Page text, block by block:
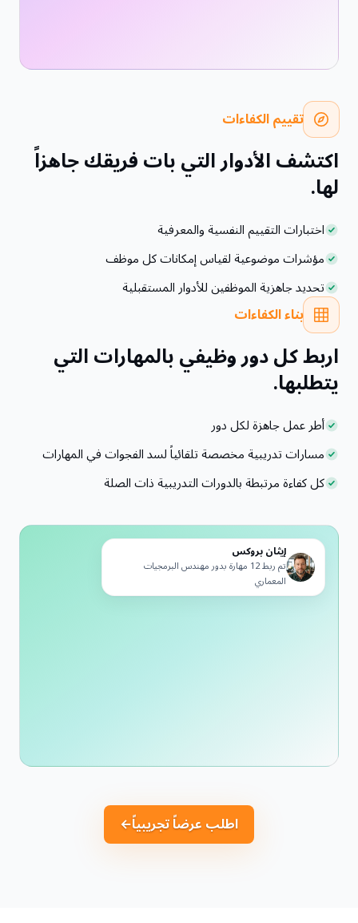
تقييم الكفاءات
اكتشف الأدوار التي بات فريقك جاهزاً
لها.
اختبارات التقييم النفسية والمعرفية
مؤشرات موضوعية لقياس إمكانات كل موظف
تحديد جاهزية الموظفين للأدوار المستقبلية
بناء الكفاءات
اربط كل دور وظيفي بالمهارات التي
يتطلبها.
أطر عمل جاهزة لكل دور
مسارات تدريبية مخصصة تلقائياً لسد الفجوات في المهارات
كل كفاءة مرتبطة بالدورات التدريبية ذات الصلة
إيثان بروكس
تم ربط 12 مهارة بدور مهندس البرمجيات
المعماري
اطلب عرضاً تجريبياً←